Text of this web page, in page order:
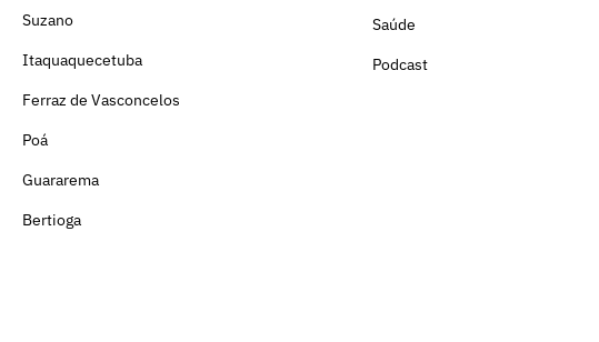
Suzano
Itaquaquecetuba
Ferraz de Vasconcelos
Poá
Guararema
Bertioga
Saúde
Podcast